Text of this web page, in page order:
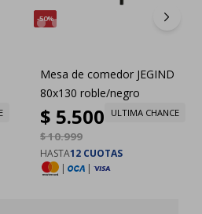
50
Mesa de comedor JEGIND
80x130 roble/negro
$ 5.500
$10.999
ULTIMA CHANCE
HASTA12 CUOTAS
|
|